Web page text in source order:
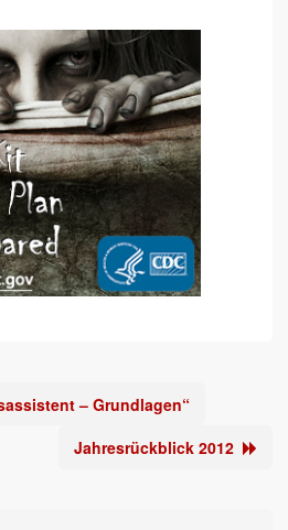
– Grundlagen“
Jahresrückblick 2012